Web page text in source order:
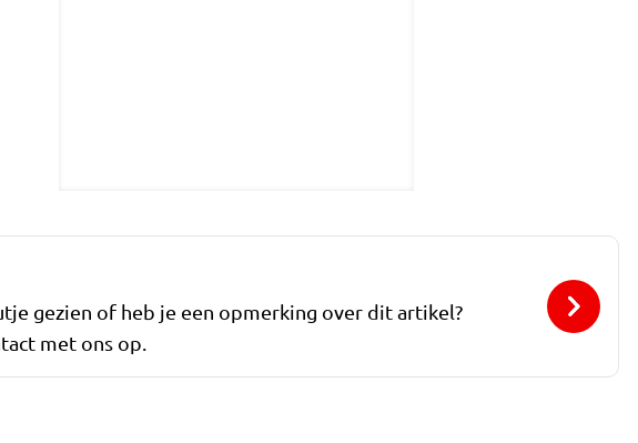
gezien of heb je een opmerking over dit artikel?
met ons op.